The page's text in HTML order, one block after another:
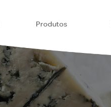
Produtos